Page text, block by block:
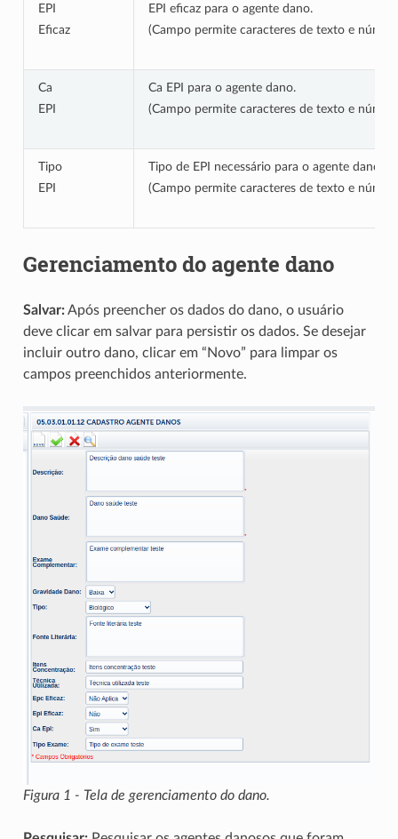
EPI
Eficaz
EPI eficaz para o agente dano.
(Campo permite caracteres de texto e
Ca
EPI
Ca EPI para o agente dano.
(Campo permite caracteres de texto e
Tipo
EPI
Tipo de EPI necessário para o agente dano.
(Campo permite caracteres de texto e
Gerenciamento do agente dano
Salvar:Após preencher os dados do dano, o usuário
deve clicar em salvar para persistir os dados. Se desejar
incluir outro dano, clicar em “Novo” para limpar os
campos preenchidos anteriormente.
Figura 1 - Tela de gerenciamento do dano.